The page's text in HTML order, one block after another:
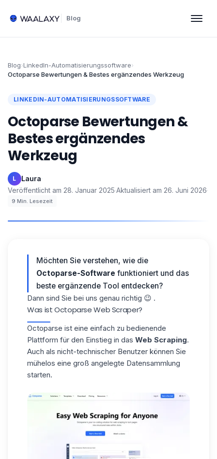
Blog
Blog›LinkedIn-Automatisierungssoftware›
Octoparse Bewertungen & Bestes ergänzendes Werkzeug
LINKEDIN-AUTOMATISIERUNGSSOFTWARE
Octoparse Bewertungen &
Bestes ergänzendes
Werkzeug
L Laura·
Veröffentlicht am 28. Januar 2025·Aktualisiert am 26. Juni 2026·
9 Min. Lesezeit
Möchten Sie verstehen, wie die
Octoparse-Software funktioniert und das
beste ergänzende Tool entdecken?
Dann sind Sie bei uns genau richtig 😉 .
Was ist Octoparse Web Scraper?
Octoparse ist eine einfach zu bedienende
Plattform für den Einstieg in das Web Scraping.
Auch als nicht-technischer Benutzer können Sie
mühelos eine groß angelegte Datensammlung
starten.